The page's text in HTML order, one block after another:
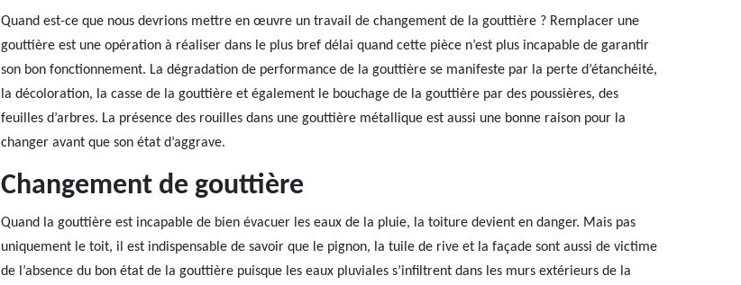
Quand est-ce que nous devrions mettre en œuvre un travail de changement de la gouttière ? Remplacer une
gouttière est une opération à réaliser dans le plus bref délai quand cette pièce n’est plus incapable de garantir
son bon fonctionnement. La dégradation de performance de la gouttière se manifeste par la perte d’étanchéité,
la décoloration, la casse de la gouttière et également le bouchage de la gouttière par des poussières, des
feuilles d’arbres. La présence des rouilles dans une gouttière métallique est aussi une bonne raison pour la
changer avant que son état d’aggrave.
Changement de gouttière
Quand la gouttière est incapable de bien évacuer les eaux de la pluie, la toiture devient en danger. Mais pas
uniquement le toit, il est indispensable de savoir que le pignon, la tuile de rive et la façade sont aussi de victime
de l’absence du bon état de la gouttière puisque les eaux pluviales s’infiltrent dans les murs extérieurs de la